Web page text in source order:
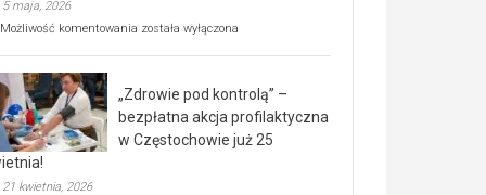
5 maja, 2026
Możliwość komentowania Rusza
rehabilitacji
dla
seniorów!
została wyłączona
„Zdrowie pod kontrolą” –
bezpłatna akcja profilaktyczna
w Częstochowie już 25
21 kwietnia, 2026